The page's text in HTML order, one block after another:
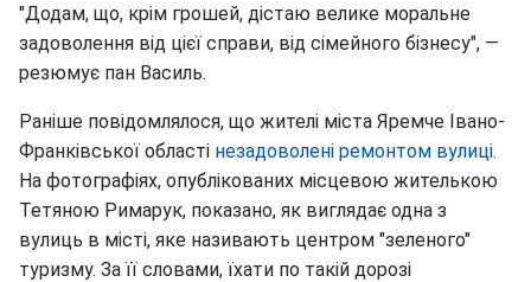
"Додам, що, крім грошей, дістаю велике моральне
задоволення від цієї справи, від сімейного бізнесу", —
резюмує пан Василь.
Раніше повідомлялося, що жителі міста Яремче Івано-
Франківської області незадоволені ремонтом вулиці.
На фотографіях, опублікованих місцевою жителькою
Тетяною Римарук, показано, як виглядає одна з
вулиць в місті, яке називають центром "зеленого"
туризму. За її словами, їхати по такій дорозі